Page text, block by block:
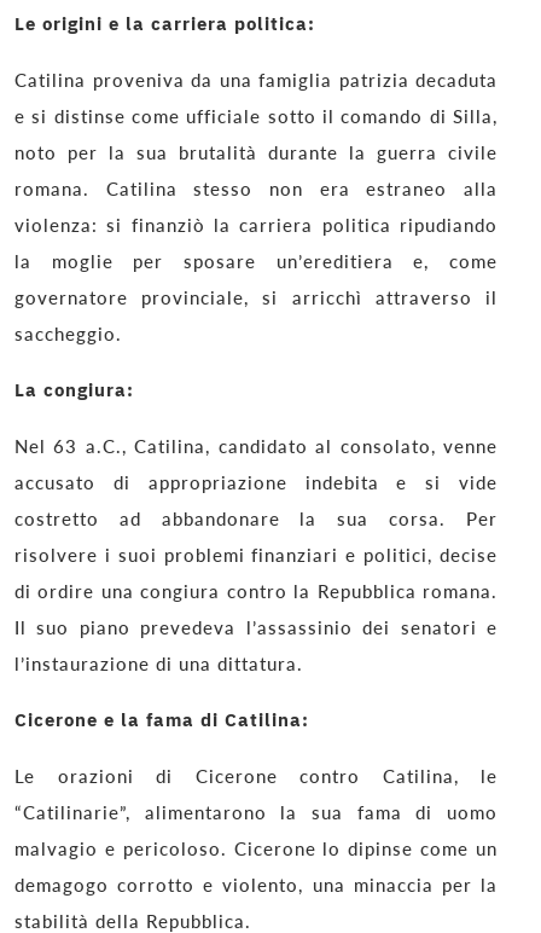
Le origini e la carriera politica:
Catilina proveniva da una famiglia patrizia decaduta
e si distinse come ufficiale sotto il comando di Silla,
noto per la sua brutalità durante la guerra civile
romana. Catilina stesso non era estraneo alla
violenza: si finanziò la carriera politica ripudiando
la moglie per sposare un’ereditiera e, come
governatore provinciale, si arricchì attraverso il
saccheggio.
La congiura:
Nel 63 a.C., Catilina, candidato al consolato, venne
accusato di appropriazione indebita e si vide
costretto ad abbandonare la sua corsa. Per
risolvere i suoi problemi finanziari e politici, decise
di ordire una congiura contro la Repubblica romana.
Il suo piano prevedeva l’assassinio dei senatori e
l’instaurazione di una dittatura.
Cicerone e la fama di Catilina:
Le orazioni di Cicerone contro Catilina, le
“Catilinarie”, alimentarono la sua fama di uomo
malvagio e pericoloso. Cicerone lo dipinse come un
demagogo corrotto e violento, una minaccia per la
stabilità della Repubblica.